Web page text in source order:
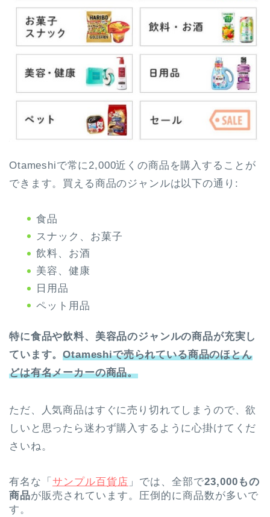
Otameshiで常に2,000近くの商品を購入することが
できます。買える商品のジャンルは以下の通り:
食品
スナック、お菓子
飲料、お酒
美容、健康
日用品
ペット用品
特に食品や飲料、美容品のジャンルの商品が充実し
ています。Otameshiで売られている商品のほとん
どは有名メーカーの商品。
ただ、人気商品はすぐに売り切れてしまうので、欲
しいと思ったら迷わず購入するように心掛けてくだ
さいね。
有名な「 サンプル百貨店 」では、全部で23,000もの
商品が販売されています。圧倒的に商品数が多いで
す。